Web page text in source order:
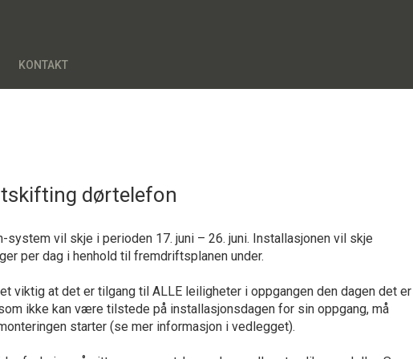
KONTAKT
dørtelefon
vil skje i perioden 17. juni – 26. juni. Installasjonen vil skje
per dag i henhold til fremdriftsplanen under.
viktig at det er tilgang til ALLE leiligheter i oppgangen den dagen det er
ikke kan være tilstede på installasjonsdagen for sin oppgang, må
starter (se mer informasjon i vedlegget).